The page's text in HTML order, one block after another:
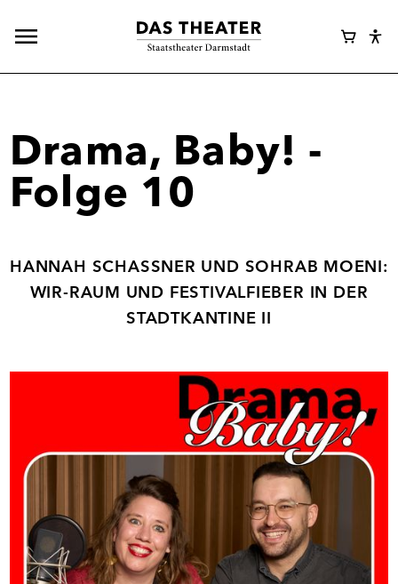
Hauptnavigation
Webshop
Drama, Baby! -
Folge 10
HANNAH SCHASSNER UND SOHRAB MOENI:
WIR-RAUM UND FESTIVALFIEBER IN DER
STADTKANTINE II